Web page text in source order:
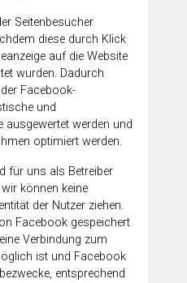
Seitenbesucher
diese durch Klick
auf die Website
wurden. Dadurch
Facebook-
und
werden und
optimiert werden.
für uns als Betreiber
können keine
der Nutzer ziehen.
Facebook gespeichert
Verbindung zum
ist und Facebook
entsprechend